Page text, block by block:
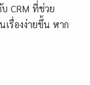
CRM ที่ช่วย
เรื่องง่ายขึ้น หาก